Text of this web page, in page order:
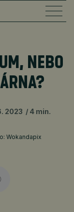
NEBO
2023 4 min.
Wokandapix